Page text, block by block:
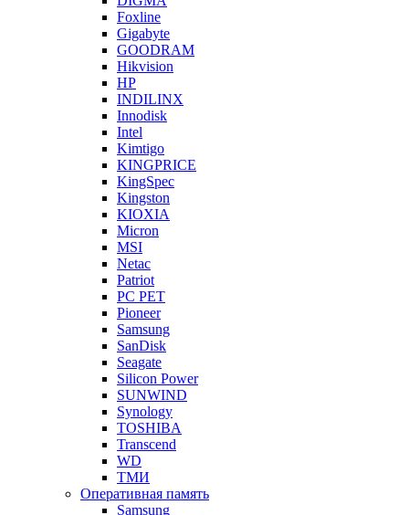
Foxline
Gigabyte
GOODRAM
Hikvision
HP
INDILINX
Innodisk
Intel
Kimtigo
KINGPRICE
KingSpec
Kingston
KIOXIA
Micron
MSI
Netac
Patriot
PC PET
Pioneer
Samsung
SanDisk
Seagate
Silicon Power
SUNWIND
Synology
TOSHIBA
Transcend
WD
ТМИ
Оперативная память
Samsung